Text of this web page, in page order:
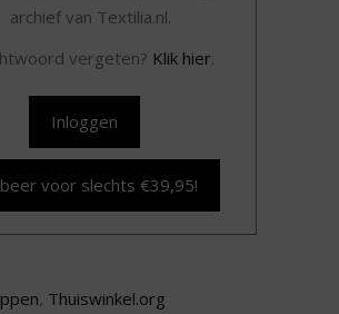
archief van Textilia.nl.
vergeten? Klik hier.
Inloggen
voor slechts €39,95!
, Thuiswinkel.org